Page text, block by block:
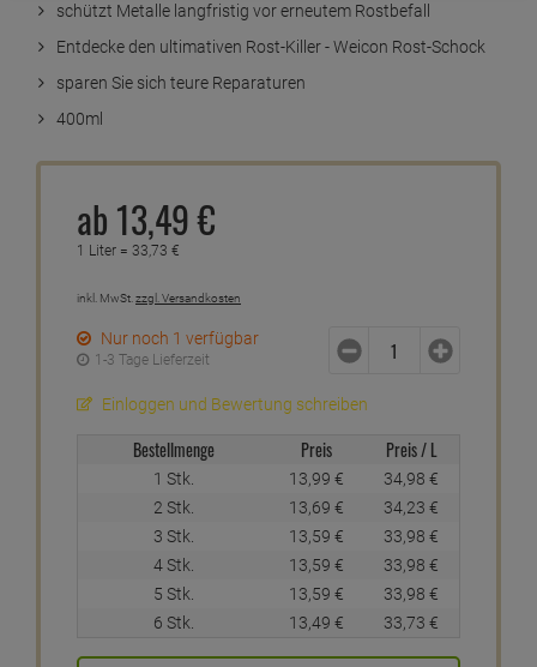
schützt Metalle langfristig vor erneutem Rostbefall
Entdecke den ultimativen Rost-Killer - Weicon Rost-Schock
sparen Sie sich teure Reparaturen
400ml
ab 13,49€
1 Liter = 33,73 €
inkl. MwSt.zzgl. Versandkosten
Nur noch 1 verfügbar
1-3 Tage Lieferzeit
Einloggen und Bewertung schreiben
Bestellmenge Preis Preis / L
1 Stk. 13,99 € 34,98 €
2 Stk.
13,69 € 34,23 €
3 Stk.
13,59 € 33,98 €
4 Stk.
13,59 € 33,98 €
5 Stk.
13,59 € 33,98 €
6 Stk.
13,49 € 33,73 €